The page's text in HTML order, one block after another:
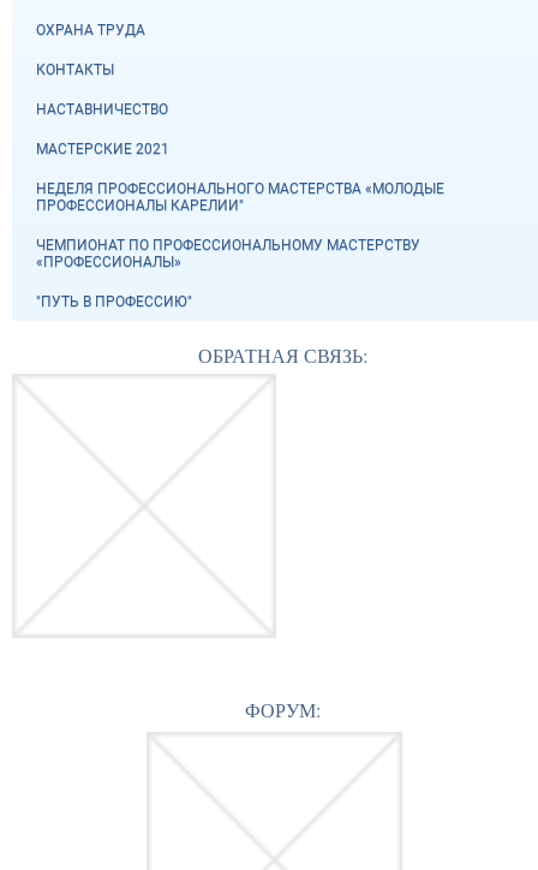
ОХРАНА ТРУДА
КОНТАКТЫ
НАСТАВНИЧЕСТВО
МАСТЕРСКИЕ 2021
НЕДЕЛЯ ПРОФЕССИОНАЛЬНОГО МАСТЕРСТВА «МОЛОДЫЕ
ПРОФЕССИОНАЛЫ КАРЕЛИИ"
ЧЕМПИОНАТ ПО ПРОФЕССИОНАЛЬНОМУ МАСТЕРСТВУ
«ПРОФЕССИОНАЛЫ»
"ПУТЬ В ПРОФЕССИЮ"
ОБРАТНАЯ СВЯЗЬ:
ФОРУМ: